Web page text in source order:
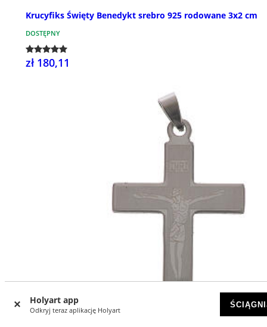
Holyart app
Odkryj teraz aplikację Holyart
Krucyfiks Święty Benedykt srebro 925 rodowane 3x2 cm
DOSTĘPNY
zł 180,11